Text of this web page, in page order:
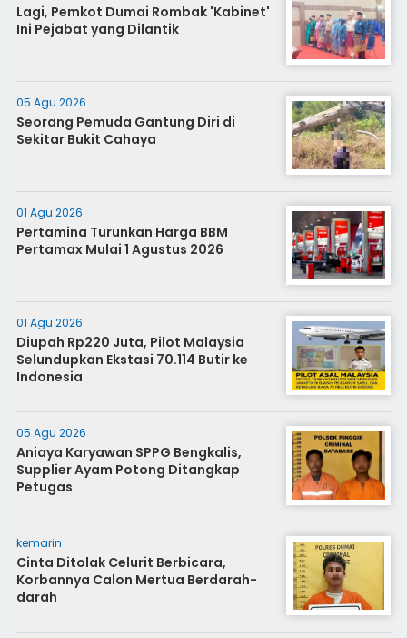
Lagi, Pemkot Dumai Rombak 'Kabinet'
Ini Pejabat yang Dilantik
05 Agu 2026
Seorang Pemuda Gantung Diri di
Sekitar Bukit Cahaya
01 Agu 2026
Pertamina Turunkan Harga BBM
Pertamax Mulai 1 Agustus 2026
01 Agu 2026
Diupah Rp220 Juta, Pilot Malaysia
Selundupkan Ekstasi 70.114 Butir ke
Indonesia
05 Agu 2026
Aniaya Karyawan SPPG Bengkalis,
Supplier Ayam Potong Ditangkap
Petugas
kemarin
Cinta Ditolak Celurit Berbicara,
Korbannya Calon Mertua Berdarah-
darah